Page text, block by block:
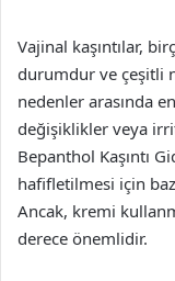
Vajinal kaşıntılar,
durumdur ve çeşitli
nedenler arasında
değişiklikler veya
Bepanthol Kaşıntı
hafifletilmesi için
Ancak, kremi
derece önemlidir.